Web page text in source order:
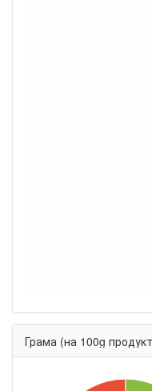
Грама (на 100g